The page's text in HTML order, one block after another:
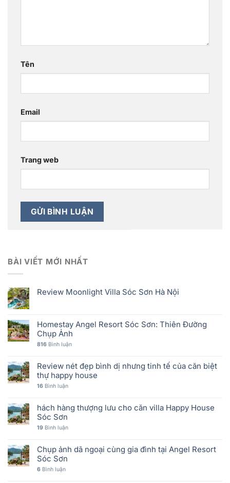
Tên
Email
Trang web
BÀI VIẾT MỚI NHẤT
Review Moonlight Villa Sóc Sơn Hà Nội
Homestay Angel Resort Sóc Sơn: Thiên Đường
Chụp Ảnh
816 Bình luận
Review nét đẹp bình dị nhưng tinh tế của căn biệt
thự happy house
16 Bình luận
hách hàng thượng lưu cho căn villa Happy House
Sóc Sơn
19 Bình luận
Chụp ảnh dã ngoại cùng gia đình tại Angel Resort
Sóc Sơn
6 Bình luận